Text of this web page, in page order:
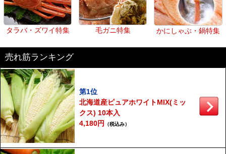
タラバ・ズワイ特集 毛ガニ特集 かにしゃぶ・鍋特集
売れ筋ランキング
第1位
北海道産ピュアホワイトMIX(ミッ
クス) 10本入
4,180円
（税込み）